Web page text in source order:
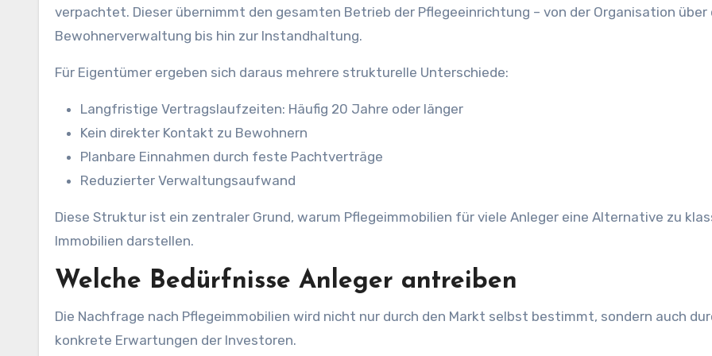
verpachtet. Dieser übernimmt den gesamten Betrieb der Pflegeeinrichtung – von der Organisation über
Bewohnerverwaltung bis hin zur Instandhaltung.
Für Eigentümer ergeben sich daraus mehrere strukturelle Unterschiede:
Langfristige Vertragslaufzeiten: Häufig 20 Jahre oder länger
Kein direkter Kontakt zu Bewohnern
Planbare Einnahmen durch feste Pachtverträge
Reduzierter Verwaltungsaufwand
Diese Struktur ist ein zentraler Grund, warum Pflegeimmobilien für viele Anleger eine Alternative zu
Immobilien darstellen.
Welche Bedürfnisse Anleger antreiben
Die Nachfrage nach Pflegeimmobilien wird nicht nur durch den Markt selbst bestimmt, sondern auch
konkrete Erwartungen der Investoren.